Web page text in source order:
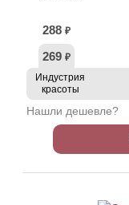
288 ₽
269 ₽
Индустрия
красоты
Нашли дешевле?